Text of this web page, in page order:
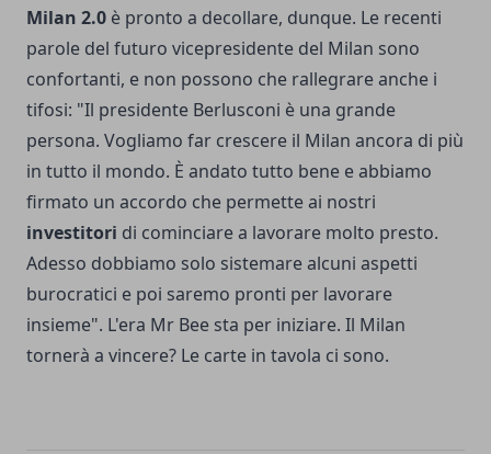
Milan 2.0 è pronto a decollare, dunque. Le recenti
parole del futuro vicepresidente del Milan sono
confortanti, e non possono che rallegrare anche i
tifosi: "Il presidente Berlusconi è una grande
persona. Vogliamo far crescere il Milan ancora di più
in tutto il mondo. È andato tutto bene e abbiamo
firmato un accordo che permette ai nostri
investitori di cominciare a lavorare molto presto.
Adesso dobbiamo solo sistemare alcuni aspetti
burocratici e poi saremo pronti per lavorare
insieme". L'era Mr Bee sta per iniziare. Il Milan
tornerà a vincere? Le carte in tavola ci sono.